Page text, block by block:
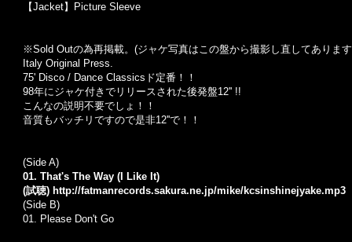
【Jacket】Picture Sleeve
※Sold Outの為再掲載。 (ジャケ写真はこの盤から撮影し直してありま
Italy Original Press.
75' Disco / Dance Classicsド定番！！
98年にジャケ付きでリリースされた後発盤12'' !!
こんなの説明不要でしょ！！
音質もバッチリですので是非12''で！！
(Side A)
01. That's The Way (I Like It)
(試聴) http://fatmanrecords.sakura.ne.jp/mike/kcsinshinejyake.mp3
(Side B)
01. Please Don't Go